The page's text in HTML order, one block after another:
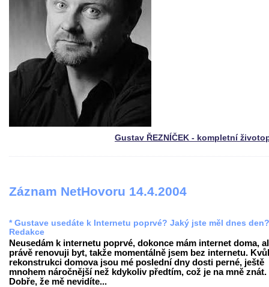
Gustav ŘEZNÍČEK - kompletní
Záznam NetHovoru 14.4.2004
* Gustave usedáte k Internetu poprvé? Jaký jste měl dnes den?
Redakce
Neusedám k internetu poprvé, dokonce mám internet doma,
právě renovuji byt, takže momentálně jsem bez internetu.
rekonstrukci domova jsou mé poslední dny dosti perné, ještě
mnohem náročnější než kdykoliv předtím, což je na mně znát.
Dobře, že mě nevidíte...